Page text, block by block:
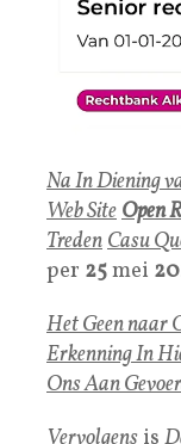
Na In Diening
Web SiteOpen
TredenCasu
per 25mei
Het Geen naar
Erkenning In
Ons Aan